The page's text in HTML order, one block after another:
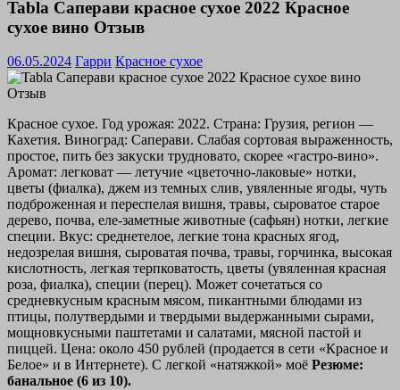
Tabla Саперави красное сухое 2022 Красное
сухое вино Отзыв
06.05.2024 Гарри Красное сухое
Красное сухое. Год урожая: 2022. Страна: Грузия, регион —
Кахетия. Виноград: Саперави. Слабая сортовая выраженность,
простое, пить без закуски трудновато, скорее «гастро-вино».
Аромат: легковат — летучие «цветочно-лаковые» нотки,
цветы (фиалка), джем из темных слив, увяленные ягоды, чуть
подброженная и переспелая вишня, травы, сыроватое старое
дерево, почва, еле-заметные животные (сафьян) нотки, легкие
специи. Вкус: среднетелое, легкие тона красных ягод,
недозрелая вишня, сыроватая почва, травы, горчинка, высокая
кислотность, легкая терпковатость, цветы (увяленная красная
роза, фиалка), специи (перец). Может сочетаться со
средневкусным красным мясом, пикантными блюдами из
птицы, полутвердыми и твердыми выдержанными сырами,
мощновкусными паштетами и салатами, мясной пастой и
пиццей. Цена: около 450 рублей (продается в сети «Красное и
Белое» и в Интернете). С легкой «натяжкой» моё Резюме:
банальное (6 из 10).